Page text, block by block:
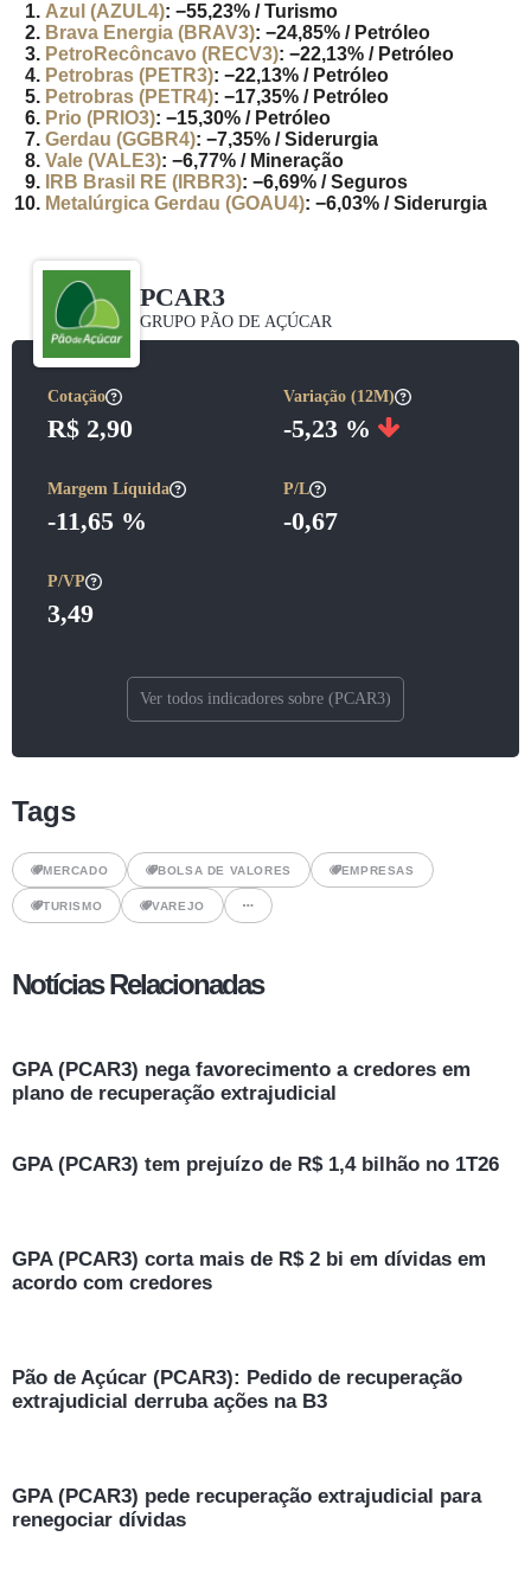
Azul (AZUL4): −55,23% / Turismo
Brava Energia (BRAV3): −24,85% / Petróleo
PetroRecôncavo (RECV3): −22,13% / Petróleo
Petrobras (PETR3): −22,13% / Petróleo
Petrobras (PETR4): −17,35% / Petróleo
Prio (PRIO3): −15,30% / Petróleo
Gerdau (GGBR4): −7,35% / Siderurgia
Vale (VALE3): −6,77% / Mineração
IRB Brasil RE (IRBR3): −6,69% / Seguros
Metalúrgica Gerdau (GOAU4): −6,03% / Siderurgia
PCAR3
GRUPO PÃO DE AÇÚCAR
Cotação
R$ 2,90
Variação (12M)
-5,23 %
Margem Líquida
-11,65 %
P/L
-0,67
P/VP
3,49
Ver todos indicadores sobre (PCAR3)
Tags
MERCADO BOLSA DE VALORES EMPRESAS
TURISMO VAREJO
Notícias Relacionadas
GPA (PCAR3) nega favorecimento a credores em
plano de recuperação extrajudicial
GPA (PCAR3) tem prejuízo de R$ 1,4 bilhão no 1T26
GPA (PCAR3) corta mais de R$ 2 bi em dívidas em
acordo com credores
Pão de Açúcar (PCAR3): Pedido de recuperação
extrajudicial derruba ações na B3
GPA (PCAR3) pede recuperação extrajudicial para
renegociar dívidas